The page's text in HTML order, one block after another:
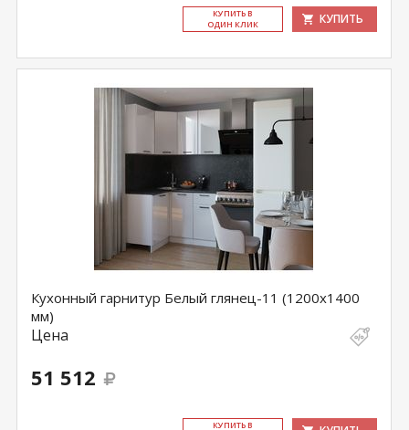
КУ­ПИТЬ В
ОДИН КЛИК
КУПИТЬ
Кухонный гарнитур Белый глянец-11 (1200х1400
мм)
Цена
51 512
КУ­ПИТЬ В